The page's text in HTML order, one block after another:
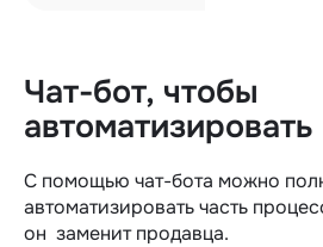
Чат-бот, чтобы
С помощью чат-бота можно
автоматизировать часть
он заменит продавца.